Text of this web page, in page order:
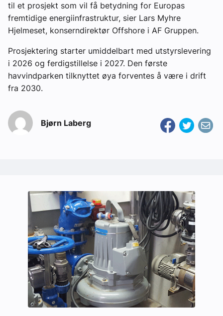
til et prosjekt som vil få betydning for Europas
fremtidige energiinfrastruktur, sier Lars Myhre
Hjelmeset, konserndirektør Offshore i AF Gruppen.
Prosjektering starter umiddelbart med utstyrslevering
i 2026 og ferdigstillelse i 2027. Den første
havvindparken tilknyttet øya forventes å være i drift
fra 2030.
Bjørn Laberg